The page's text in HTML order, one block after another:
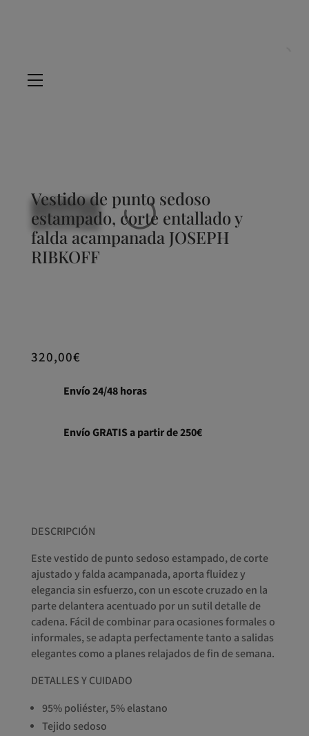
NUEVO
NUEVO
NUEVO
NUEVO
NUEVO
Vestido de punto sedoso
estampado, corte entallado y
falda acampanada JOSEPH
RIBKOFF
320,00€
Envío 24/48 horas
Envío GRATIS a partir de 250€
DESCRIPCIÓN
Este vestido de punto sedoso estampado, de corte
ajustado y falda acampanada, aporta fluidez y
elegancia sin esfuerzo, con un escote cruzado en la
parte delantera acentuado por un sutil detalle de
cadena. Fácil de combinar para ocasiones formales o
informales, se adapta perfectamente tanto a salidas
elegantes como a planes relajados de fin de semana.
DETALLES Y CUIDADO
95% poliéster, 5% elastano
Tejido sedoso